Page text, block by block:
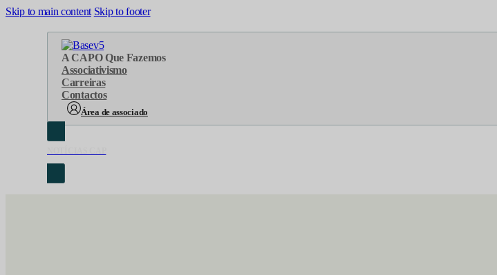
Skip to main content Skip to footer
A CAPO Que Fazemos
Associativismo
Carreiras
Contactos
Área de associado